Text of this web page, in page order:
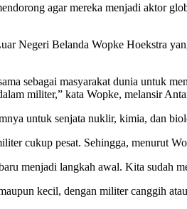
agar mereka menjadi aktor
Negeri Belanda Wopke Hoekstra
sebagai masyarakat dunia untuk
militer,” kata Wopke, melansir
untuk senjata nuklir, kimia, dan
cukup pesat. Sehingga, menurut
menjadi langkah awal. Kita sudah
kecil, dengan militer canggih